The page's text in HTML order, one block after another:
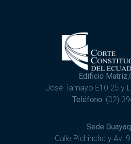
Edificio
José Tamayo E10 25 y
Teléfono: (02)
Sede
Calle Pichincha y Av.